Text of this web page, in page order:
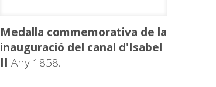
Medalla commemorativa de la
inauguració del canal d'Isabel
II Any 1858.